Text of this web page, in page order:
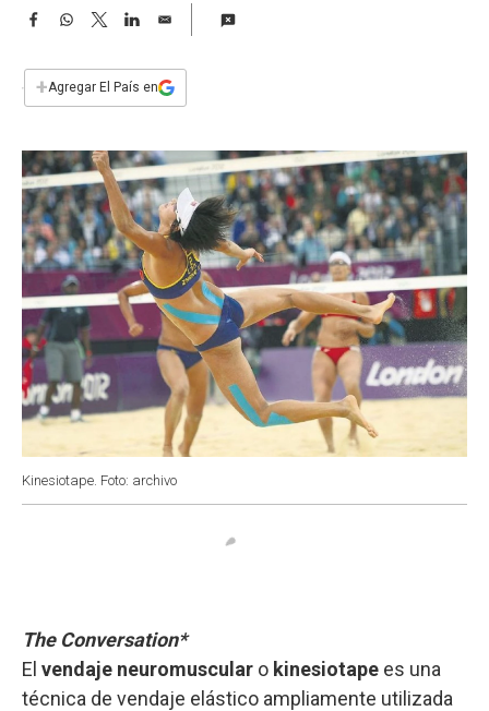
F
e
b
k
W
s
p
T
w
t
L
n
E
i
l
+Agregar El País en
Kinesiotape. Foto: archivo
The Conversation*
El vendaje neuromuscular o kinesiotape es una
técnica de vendaje elástico ampliamente utilizada